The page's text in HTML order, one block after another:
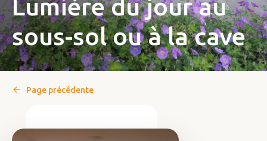
Lumière du jour au
sous-sol ou à la cave
Page précédente